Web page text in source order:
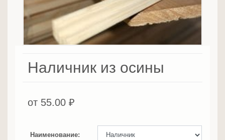
Наличник из осины
от 55.00 ₽
Наименование